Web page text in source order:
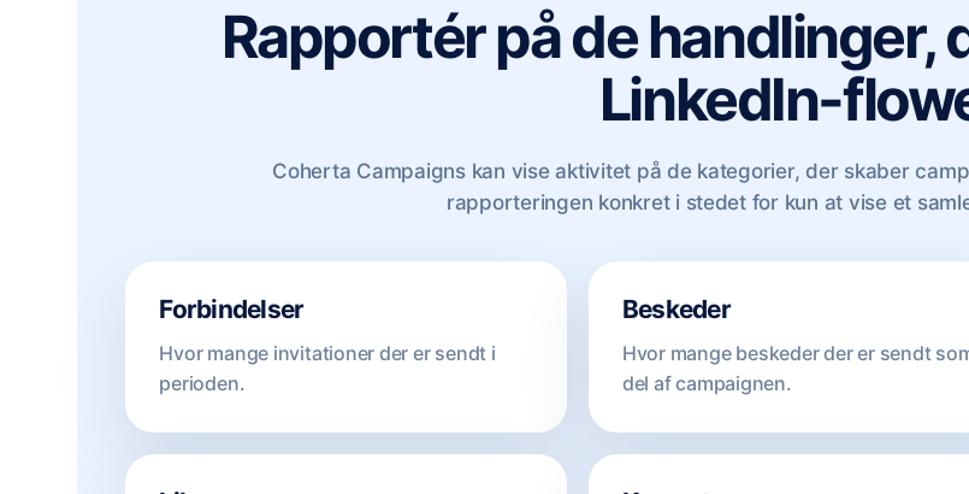
Rapportér på de handlinger,
LinkedIn-
Coherta Campaigns kan vise aktivitet på de kategorier, der skaber
rapporteringen konkret i stedet for kun at vise et
Forbindelser
Hvor mange invitationer der er sendt i
perioden.
Beskeder
Hvor mange beskeder der er sendt
del af campaignen.